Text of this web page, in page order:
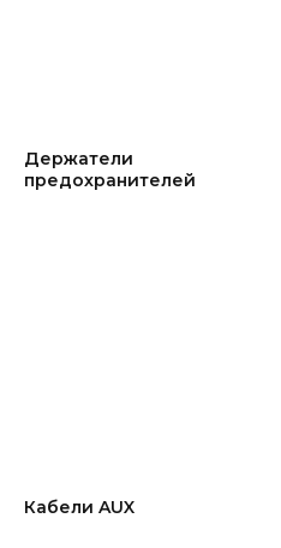
Держатели
предохранителей
Кабели AUX